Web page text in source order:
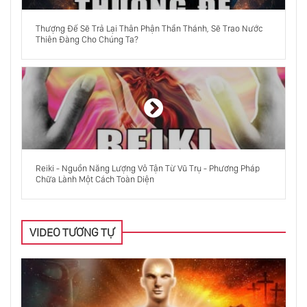
7 Quy Luật Tối Cao Của Vũ Trụ Giúp Bạn Đạt
Được Mọi Ước Nguyện
Bản Ngã Có Nên Bị Tiêu Diệt Trên Con
Đường Thức Tỉnh Tâm Linh?
Ai, Hoặc Cái Gì, Có Thể Tạo Ra Vũ Trụ Ngay
Từ Đầu?
Lành? Nó Có Gì Đặc Biệt?
Chúng Ta Là Gì? Chúng Ta Sẽ Trở Thành Gì
Làm Thế Nào Để Mở Khóa Sức Mạnh Tâm
Thượng Đế Sẽ Trả Lại Thân Phận Thần Thánh, Sẽ Trao Nước
Thiên Đàng Cho Chúng Ta?
Reiki - Nguồn Năng Lượng Vô Tận Từ Vũ Trụ - Phương Pháp
Chữa Lành Một Cách Toàn Diện
VIDEO TƯƠNG TỰ